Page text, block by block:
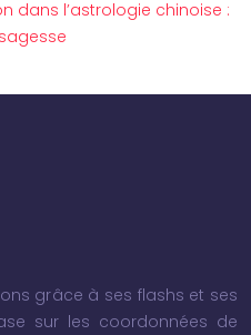
dans l’astrologie chinoise :
grâce à ses flashs et ses
sur les coordonnées de